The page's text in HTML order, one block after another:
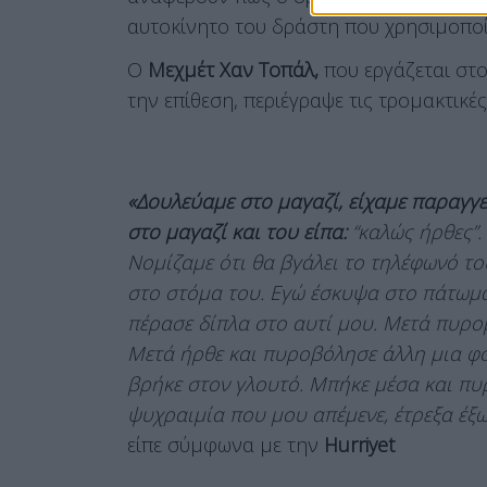
αυτοκίνητο του δράστη που
Ο Μεχμέτ Χαν Τοπάλ, που εργάζεται
την επίθεση, περιέγραψε τις
«Δουλεύαμε στο μαγαζί, είχαμε
στο μαγαζί και του είπα:“καλώς
Νομίζαμε ότι θα βγάλει το τηλέφωνό
στο στόμα του. Εγώ έσκυψα στο
πέρασε δίπλα στο αυτί μου. Μετά
Μετά ήρθε και πυροβόλησε άλλη μια
βρήκε στον γλουτό. Μπήκε μέσα και
ψυχραιμία που μου απέμενε, έτρεξα
είπε σύμφωνα με την Hurriyet